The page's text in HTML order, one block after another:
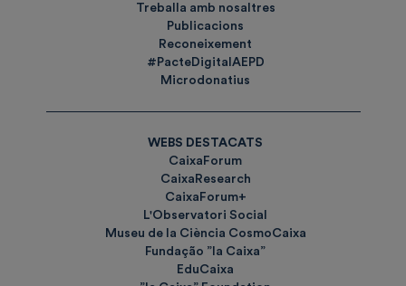
Treballa amb nosaltres
Publicacions
Reconeixement
#PacteDigitalAEPD
Microdonatius
WEBS DESTACATS
CaixaForum
CaixaResearch
CaixaForum+
L'Observatori Social
Museu de la Ciència CosmoCaixa
Fundação ”la Caixa”
EduCaixa